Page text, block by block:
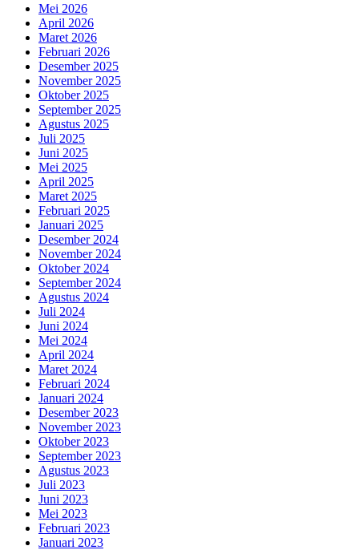
Mei 2026
April 2026
Maret 2026
Februari 2026
Desember 2025
November 2025
Oktober 2025
September 2025
Agustus 2025
Juli 2025
Juni 2025
Mei 2025
April 2025
Maret 2025
Februari 2025
Januari 2025
Desember 2024
November 2024
Oktober 2024
September 2024
Agustus 2024
Juli 2024
Juni 2024
Mei 2024
April 2024
Maret 2024
Februari 2024
Januari 2024
Desember 2023
November 2023
Oktober 2023
September 2023
Agustus 2023
Juli 2023
Juni 2023
Mei 2023
Februari 2023
Januari 2023